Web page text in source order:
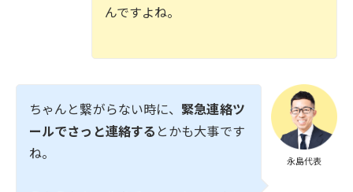
んですよね。
永島代表
ちゃんと繋がらない時に、 緊急連絡ツ
ールでさっと連絡する とかも大事です
ね。